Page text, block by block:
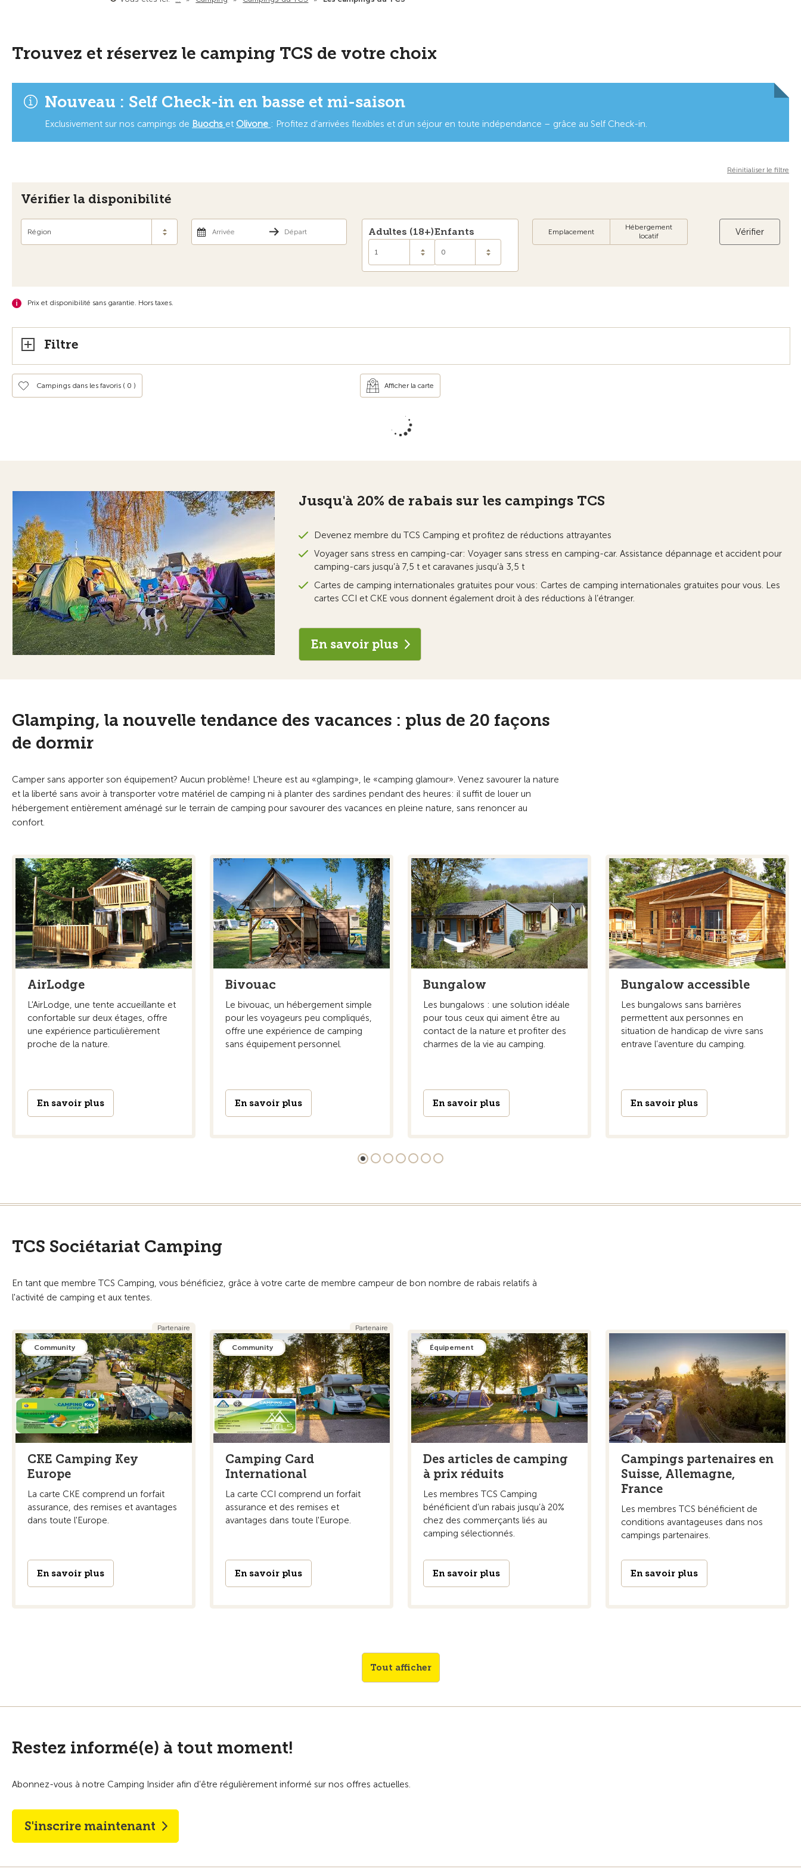
Trouvez et réservez le camping TCS de votre choix
Nouveau : Self Check-in en basse et mi-saison
Exclusivement sur nos campings de Buochs et Olivone : Profitez d’arrivées flexibles et d’un séjour en toute indépendance – grâce au Self Check-in.
Réinitialiser le filtre
Vérifier la disponibilité
Région Adultes (18+)
1
Enfants
0
Emplacement
Hébergement
locatif
Vérifier
Prix et disponibilité sans garantie. Hors taxes.
Filtre
Campings dans les favoris ( 0 ) Afficher la carte
Jusqu'à 20% de rabais sur les campings TCS
Devenez membre du TCS Camping et profitez de réductions attrayantes
Voyager sans stress en camping-car: Voyager sans stress en camping-car. Assistance dépannage et accident pour
camping-cars jusqu’à 7,5 t et caravanes jusqu’à 3,5 t
Cartes de camping internationales gratuites pour vous: Cartes de camping internationales gratuites pour vous. Les
cartes CCI et CKE vous donnent également droit à des réductions à l’étranger.
En savoir plus
Glamping, la nouvelle tendance des vacances : plus de 20 façons
de dormir
Camper sans apporter son équipement? Aucun problème! L’heure est au «glamping», le «camping glamour». Venez savourer la nature
et la liberté sans avoir à transporter votre matériel de camping ni à planter des sardines pendant des heures: il suffit de louer un
hébergement entièrement aménagé sur le terrain de camping pour savourer des vacances en pleine nature, sans renoncer au
confort.
AirLodge
L'AirLodge, une tente accueillante et
confortable sur deux étages, offre
une expérience particulièrement
proche de la nature.
En savoir plus
Bivouac
Le bivouac, un hébergement simple
pour les voyageurs peu compliqués,
offre une expérience de camping
sans équipement personnel.
En savoir plus
Bungalow
Les bungalows : une solution idéale
pour tous ceux qui aiment être au
contact de la nature et profiter des
charmes de la vie au camping.
En savoir plus
Bungalow accessible
Les bungalows sans barrières
permettent aux personnes en
situation de handicap de vivre sans
entrave l’aventure du camping.
En savoir plus
TCS Sociétariat Camping
En tant que membre TCS Camping, vous bénéficiez, grâce à votre carte de membre campeur de bon nombre de rabais relatifs à
l'activité de camping et aux tentes.
Partenaire
Community
CKE Camping Key
Europe
La carte CKE comprend un forfait
assurance, des remises et avantages
dans toute l'Europe.
En savoir plus
Partenaire
Community
Camping Card
International
La carte CCI comprend un forfait
assurance et des remises et
avantages dans toute l'Europe.
En savoir plus
Équipement
Des articles de camping
à prix réduits
Les membres TCS Camping
bénéficient d’un rabais jusqu’à 20%
chez des commerçants liés au
camping sélectionnés.
En savoir plus
Campings partenaires en
Suisse, Allemagne,
France
Les membres TCS bénéficient de
conditions avantageuses dans nos
campings partenaires.
En savoir plus
Tout afficher
Restez informé(e) à tout moment!
Abonnez-vous à notre Camping Insider afin d’être régulièrement informé sur nos offres actuelles.
S'inscrire maintenant